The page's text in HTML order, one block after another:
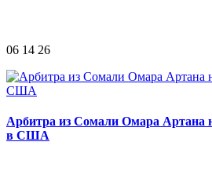
06 14 26
Арбитра из Сомали Омара Артана
в США